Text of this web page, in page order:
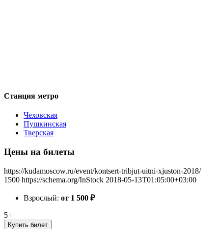
Станция метро
Чеховская
Пушкинская
Тверская
Цены на билеты
https://kudamoscow.ru/event/kontsert-tribjut-uitni-xjuston-2018/
1500 https://schema.org/InStock 2018-05-13T01:05:00+03:00
Взрослый: от 1 500 ₽
5+
Купить билет